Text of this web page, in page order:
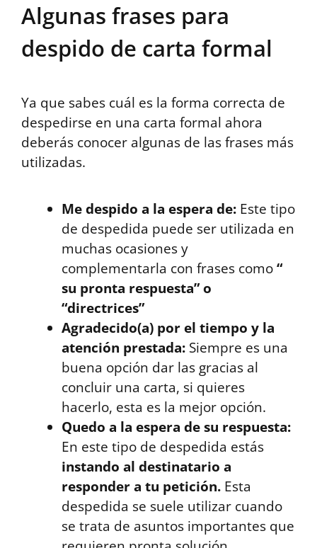
Algunas frases para
despido de carta formal
Ya que sabes cuál es la forma correcta de
despedirse en una carta formal ahora
deberás conocer algunas de las frases más
utilizadas.
Me despido a la espera de: Este tipo
de despedida puede ser utilizada en
muchas ocasiones y
complementarla con frases como“
su pronta respuesta” o
“directrices”
Agradecido(a) por el tiempo y la
atención prestada: Siempre es una
buena opción dar las gracias al
concluir una carta, si quieres
hacerlo, esta es la mejor opción.
Quedo a la espera de su respuesta:
En este tipo de despedida estás
instando al destinatario a
responder a tu petición. Esta
despedida se suele utilizar cuando
se trata de asuntos importantes que